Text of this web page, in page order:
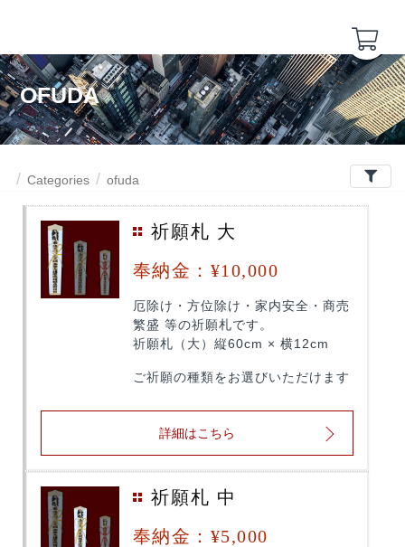
Back
remote-yakuyoke
OFUDA
Categories ofuda Filters
祈願札 大
奉納金：¥10,000
厄除け・方位除け・家内安全・商売
繁盛 等の祈願札です。
祈願札（大）縦60cm × 横12cm
ご祈願の種類をお選びいただけます
詳細はこちら
祈願札 中
奉納金：¥5,000